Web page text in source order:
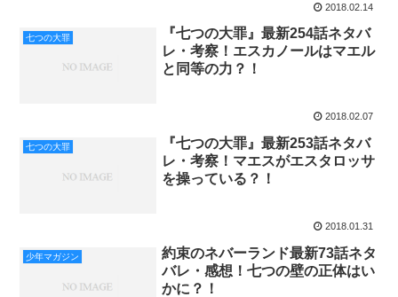
2018.02.14
七つの大罪
『七つの大罪』最新254話ネタバ
レ・考察！エスカノールはマエル
と同等の力？！
2018.02.07
七つの大罪
『七つの大罪』最新253話ネタバ
レ・考察！マエスがエスタロッサ
を操っている？！
2018.01.31
少年マガジン
約束のネバーランド最新73話ネタ
バレ・感想！七つの壁の正体はい
かに？！